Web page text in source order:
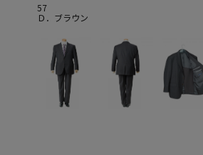
57
Ｄ．ブラウン